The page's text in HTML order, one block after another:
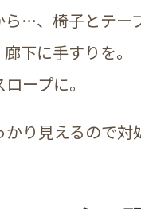
…、椅子とテー
下に手すりを。
ープに。
り見えるので対